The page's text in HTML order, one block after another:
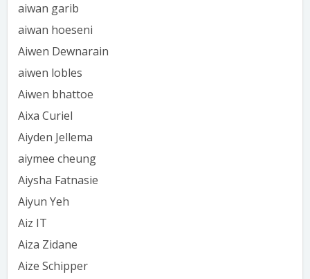
aiwan garib
aiwan hoeseni
Aiwen Dewnarain
aiwen lobles
Aiwen bhattoe
Aixa Curiel
Aiyden Jellema
aiymee cheung
Aiysha Fatnasie
Aiyun Yeh
Aiz IT
Aiza Zidane
Aize Schipper